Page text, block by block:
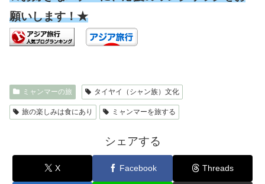
願いします！★
ミャンマーの旅 タイヤイ（シャン族）文化
旅の楽しみは食にあり ミャンマーを旅する
シェアする
X Facebook Threads